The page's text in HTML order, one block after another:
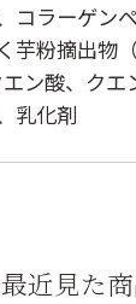
コラーゲン
芋粉摘出物
ン酸、クエ
乳化剤
最近見た